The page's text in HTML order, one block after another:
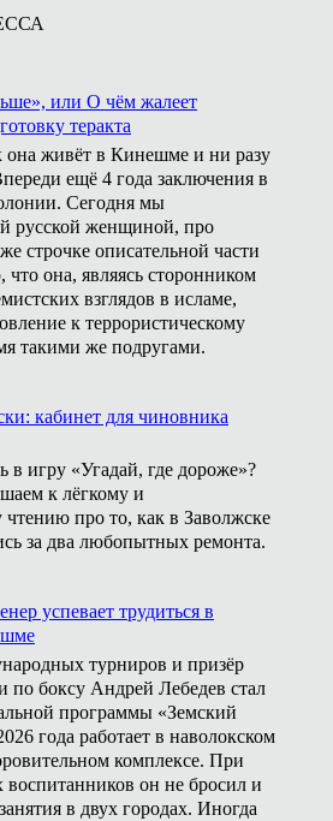
или О чём жалеет
теракта
она живёт в Кинешме и ни разу
ещё 4 года заключения в
Сегодня мы
русской женщиной, про
строчке описательной части
что она, являясь сторонником
взглядов в исламе,
к террористическому
такими же подругами.
кабинет для чиновника
в игру «Угадай, где дороже»?
к лёгкому и
про то, как в Заволжске
за два любопытных ремонта.
успевает трудиться в
турниров и призёр
по боксу Андрей Лебедев стал
программы «Земский
года работает в наволокском
комплексе. При
он не бросил и
в двух городах. Иногда